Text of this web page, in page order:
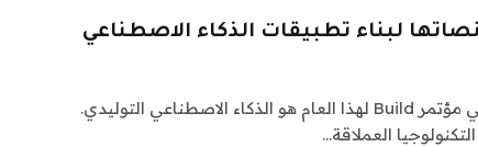
التركيز الكبير لشركة Microsoft في مؤتمر Build لهذا العام هو الذكاء الاصطناعي التوليدي.
العملاقة…